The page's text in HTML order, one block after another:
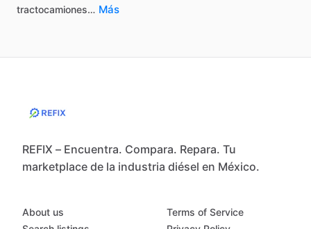
tractocamiones… Más
REFIX – Encuentra. Compara. Repara. Tu
marketplace de la industria diésel en México.
About us
Terms of Service